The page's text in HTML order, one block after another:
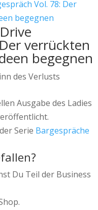
verrückten
begegnen
des Verlusts
Ausgabe des Ladies
Serie Bargespräche
Du Teil der Business